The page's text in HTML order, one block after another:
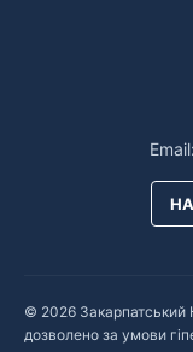
Email:
© 2026 Закарпатський
дозволено за умови